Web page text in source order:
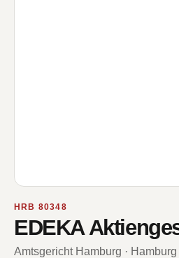
HRB 80348
EDEKA
Amtsgericht Hamburg · Hamburg